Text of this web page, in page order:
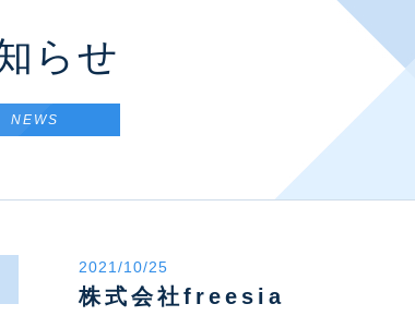
らせ
NEWS
2021/10/25
株式会社freesia